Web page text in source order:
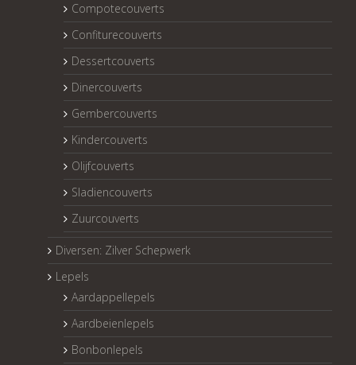
Compotecouverts
Confiturecouverts
Dessertcouverts
Dinercouverts
Gembercouverts
Kindercouverts
Olijfcouverts
Sladiencouverts
Zuurcouverts
Diversen: Zilver Schepwerk
Lepels
Aardappellepels
Aardbeienlepels
Bonbonlepels